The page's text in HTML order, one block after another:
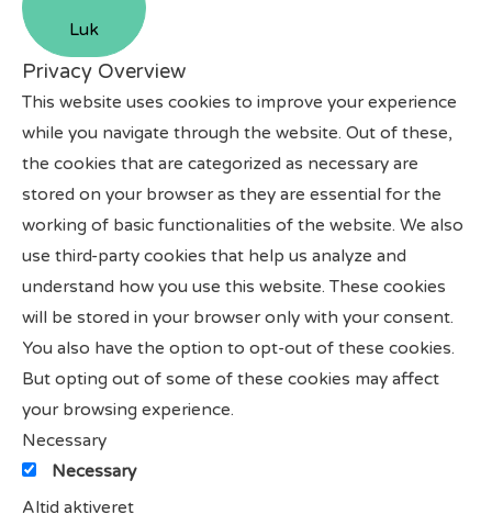
Luk
Privacy Overview
This website uses cookies to improve your experience
while you navigate through the website. Out of these,
the cookies that are categorized as necessary are
stored on your browser as they are essential for the
working of basic functionalities of the website. We also
use third-party cookies that help us analyze and
understand how you use this website. These cookies
will be stored in your browser only with your consent.
You also have the option to opt-out of these cookies.
But opting out of some of these cookies may affect
your browsing experience.
Necessary
Necessary
Altid aktiveret